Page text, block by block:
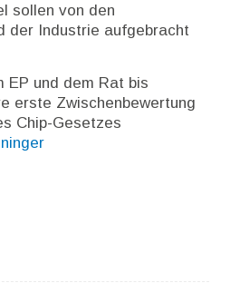
sollen von den
der Industrie aufgebracht
EP und dem Rat bis
erste Zwischenbewertung
Chip-Gesetzes